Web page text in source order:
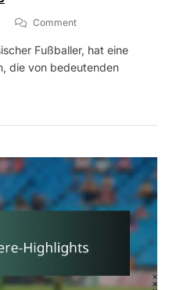
CommentOn
Karriere-
Highlights
Fußballer, hat eine
die von bedeutenden